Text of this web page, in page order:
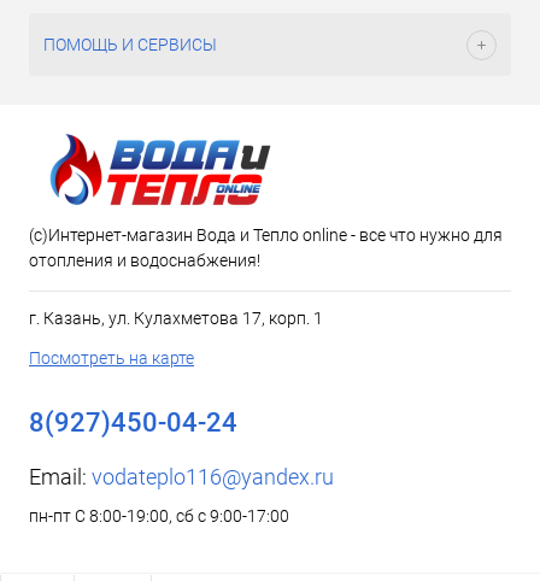
ПОМОЩЬ И СЕРВИСЫ
(c)Интернет-магазин Вода и Тепло online - все что нужно для
отопления и водоснабжения!
г. Казань, ул. Кулахметова 17, корп. 1
Посмотреть на карте
8(927)450-04-24
Email: vodateplo116@yandex.ru
пн-пт С 8:00-19:00, сб с 9:00-17:00